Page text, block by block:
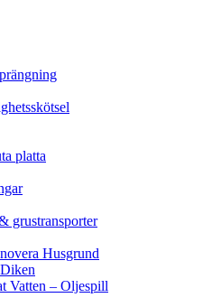
platta
grustransporter
Husgrund
Vatten – Oljespill